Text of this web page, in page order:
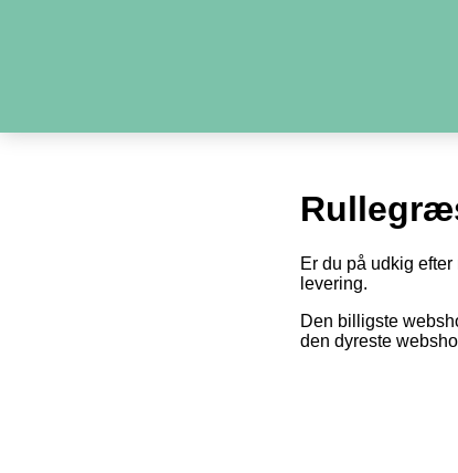
Er du på udkig
levering.
Den billigste
den dyreste